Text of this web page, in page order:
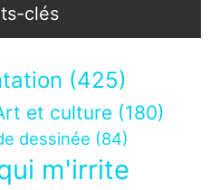
clés
(425)
et culture (180)
dessinée (84)
m'irrite